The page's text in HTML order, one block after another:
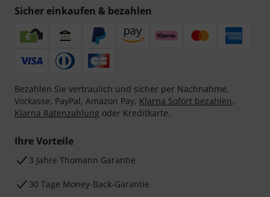
Sicher einkaufen & bezahlen
Bezahlen Sie vertraulich und sicher per Nachnahme,
Vorkasse, PayPal, Amazon Pay, Klarna Sofort bezahlen,
Klarna Ratenzahlung oder Kreditkarte.
Ihre Vorteile
3 Jahre Thomann Garantie
30 Tage Money-Back-Garantie